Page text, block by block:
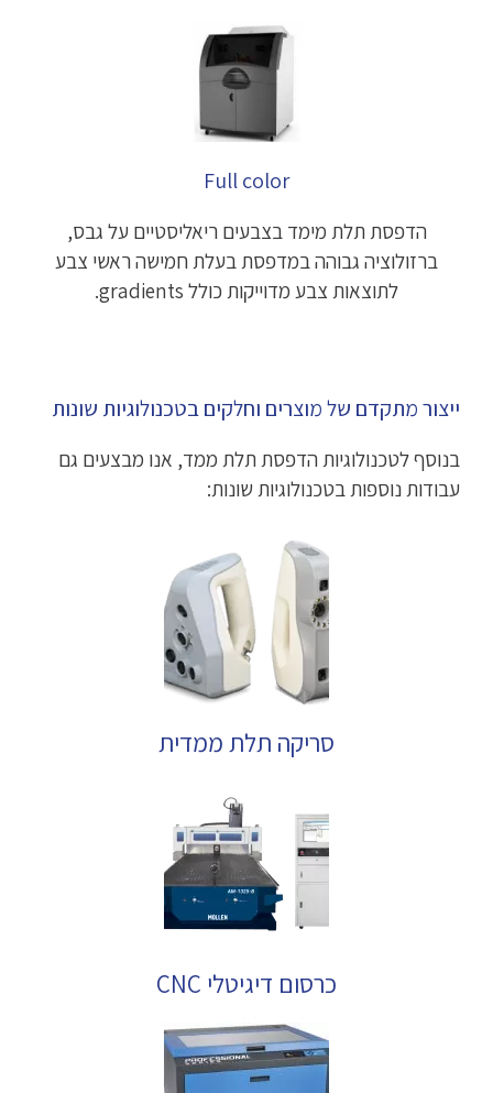
Full color
הדפסת תלת מימד בצבעים ריאליסטיים על גבס,
ברזולוציה גבוהה במדפסת בעלת חמישה ראשי צבע
לתוצאות צבע מדוייקות כולל gradients.
ייצור מתקדם של מוצרים וחלקים בטכנולוגיות שונות
בנוסף לטכנולוגיות הדפסת תלת ממד, אנו מבצעים גם
עבודות נוספות בטכנולוגיות שונות:
סריקה תלת ממדית
כרסום דיגיטלי CNC